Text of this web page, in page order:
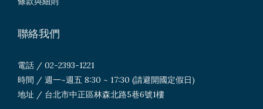
聯絡我們
電話 / 02-2393-1221
時間 / 週一~週五 8:30 ~ 17:30 (請避開國定假日)
地址 / 台北市中正區林森北路5巷6號1樓